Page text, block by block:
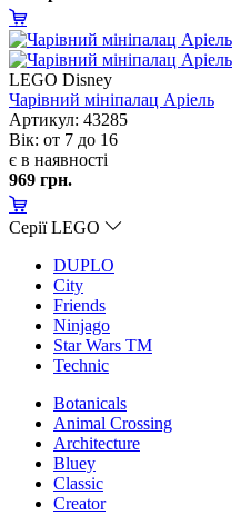
LEGO Disney
Чарівний мініпалац Аріель
Артикул: 43285
ік: от 7 до 16
є в наявності
969 грн.
Серії LEGO
DUPLO
City
Friends
Ninjago
Star Wars TM
Technic
Botanicals
Animal Crossing
Architecture
Bluey
Classic
Creator